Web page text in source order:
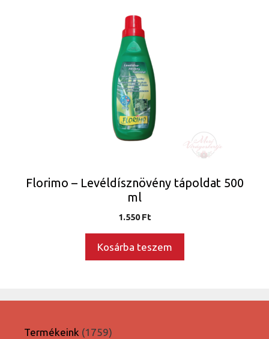
Florimo – Levéldísznövény tápoldat 500
ml
1.550Ft
Kosárba teszem
Termékeink 17591759